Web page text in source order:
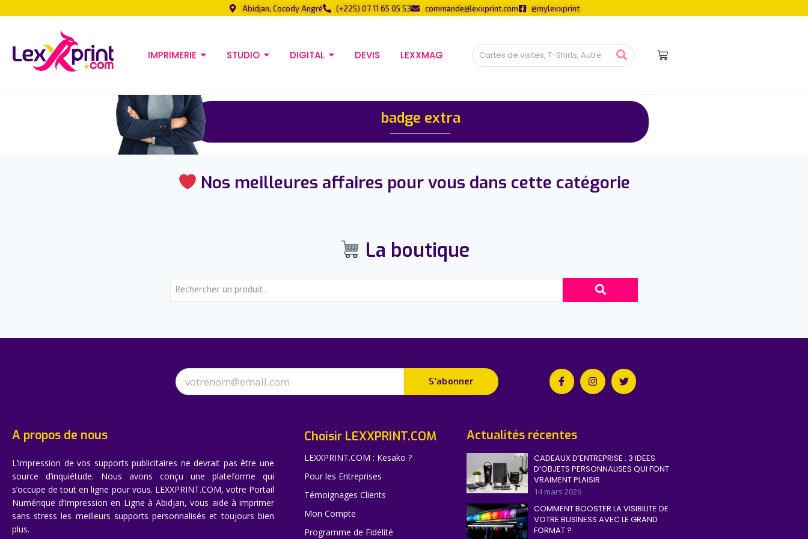
Abidjan, Cocody Angré (+225) 07 11 65 05 53 commande@lexxprint.com @mylexxprint
IMPRIMERIE STUDIO DIGITAL DEVIS LEXXMAG
badge extra
Nos meilleures affaires pour vous dans cette catégorie
La boutique
S'abonner
A propos de nous
L’impression de vos supports publicitaires ne devrait pas être une
source d’inquiétude. Nous avons conçu une plateforme qui
s’occupe de tout en ligne pour vous. LEXXPRINT.COM, votre Portail
Numérique d’Impression en Ligne à Abidjan, vous aide à imprimer
sans stress les meilleurs supports personnalisés et toujours bien
plus.
Choisir LEXXPRINT.COM
LEXXPRINT.COM : Kesako ?
Pour les Entreprises
Témoignages Clients
Mon Compte
Programme de Fidélité
Actualités récentes
CADEAUX D’ENTREPRISE : 3 IDEES
D’OBJETS PERSONNALISES QUI FONT
VRAIMENT PLAISIR
14 mars 2026
COMMENT BOOSTER LA VISIBILITE DE
VOTRE BUSINESS AVEC LE GRAND
FORMAT ?